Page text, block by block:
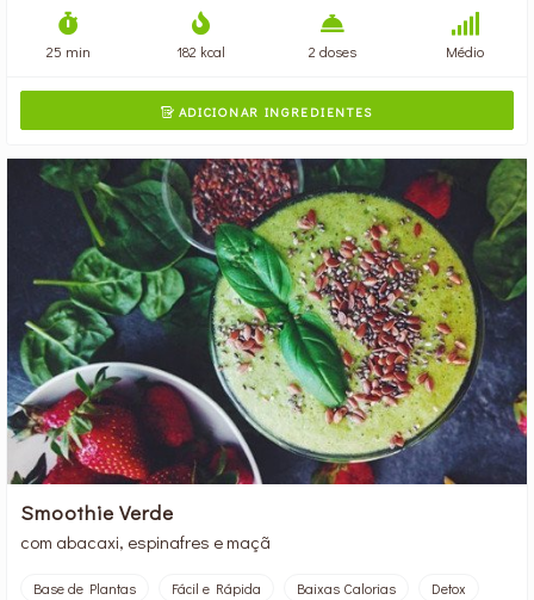
25 min 182 kcal 2 doses Médio
ADICIONAR INGREDIENTES
Smoothie Verde
com abacaxi, espinafres e maçã
Base de Plantas Fácil e Rápida Baixas Calorias
Detox